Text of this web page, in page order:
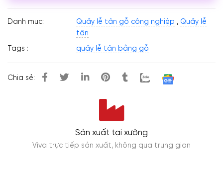
Danh mục: Quầy lễ tân gỗ công nghiệp , Quầy lễ
tân
Tags :
quầy lễ tân bằng gỗ
Chia sẻ:
Sản xuất tại xưởng
Viva trực tiếp sản xuất, không qua trung gian